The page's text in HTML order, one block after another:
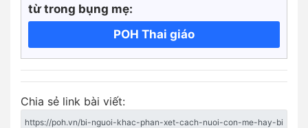
từ trong bụng mẹ:
POH Thai giáo
Chia sẻ link bài viết: